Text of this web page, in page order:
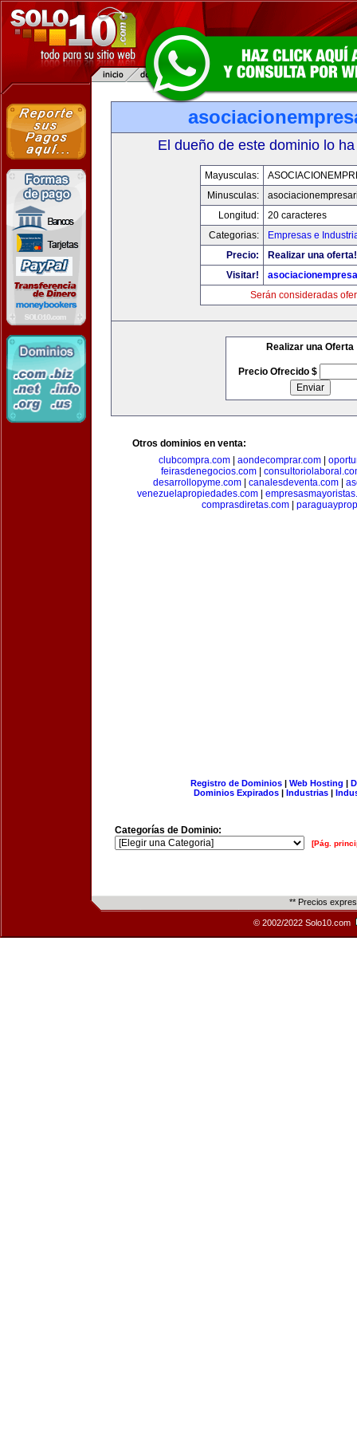
El dueño de este dominio lo
Mayusculas:
Minusculas:
Longitud:
20 caracteres
Categorias:
Empresas e
Precio:
Realizar una oferta!
Visitar!
Serán consideradas
Realizar una Oferta
Precio Ofrecido $
Otros dominios en venta:
clubcompra.com
aondecomprar.com
feirasdenegocios.com|
desarrollopyme.com| canalesdeventa.com|
venezuelapropiedades.com|
comprasdiretas.com
Registro de Dominios| Web Hosting |
Dominios Expirados | Industrias |
Categorías de Dominio:
[Pág.
** Precios
© 2002/2022 Solo10.com